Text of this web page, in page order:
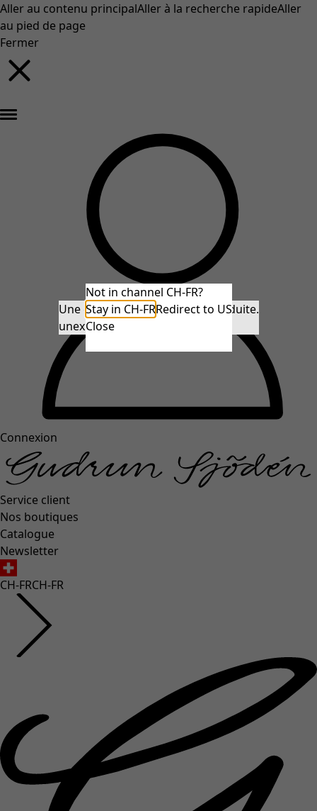
Aller au contenu principalAller à la recherche rapideAller
au pied de page
Fermer
Connexion
Service client
Nos boutiques
Catalogue
Newsletter
CH-FRCH-FR
Not in channel CH-FR?
Stay in CH-FRRedirect to US
Close
Une erreur inattendue s'est produite.
unexpectederror.buttontext